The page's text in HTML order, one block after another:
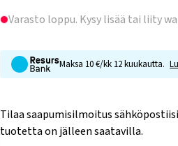
Varasto loppu. Kysy lisää tai liity
Maksa 10 €/kk 12 kuukautta.
Tilaa saapumisilmoitus
tuotetta on jälleen saatavilla.